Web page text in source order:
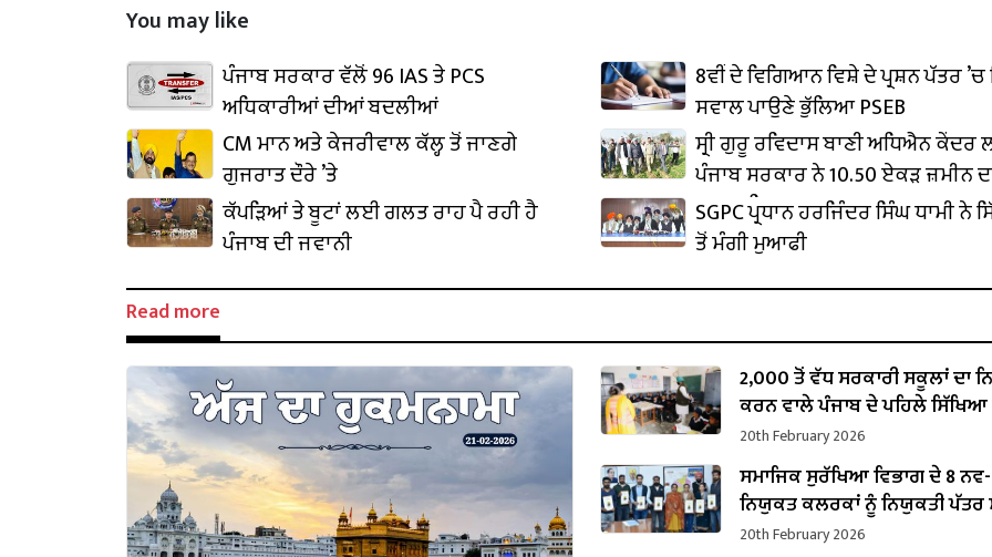
You may like
ਪੰਜਾਬ ਸਰਕਾਰ ਵੱਲੋਂ 96 IAS ਤੇ PCS
ਅਧਿਕਾਰੀਆਂ ਦੀਆਂ ਬਦਲੀਆਂ
8ਵੀਂ ਦੇ ਵਿਗਿਆਨ ਵਿਸ਼ੇ ਦੇ ਪ੍ਰਸ਼ਨ ਪੱਤਰ ’ਚ
ਸਵਾਲ ਪਾਉਣੇ ਭੁੱਲਿਆ PSEB
CM ਮਾਨ ਅਤੇ ਕੇਜਰੀਵਾਲ ਕੱਲ੍ਹ ਤੋਂ ਜਾਣਗੇ
ਗੁਜਰਾਤ ਦੌਰੇ ’ਤੇ
ਸ੍ਰੀ ਗੁਰੂ ਰਵਿਦਾਸ ਬਾਣੀ ਅਧਿਐਨ
ਪੰਜਾਬ ਸਰਕਾਰ ਨੇ 10.50 ਏਕੜ ਜ਼ਮੀਨ
ਕਬਜ਼ਾ ਲਿਆ
ਕੱਪੜਿਆਂ ਤੇ ਬੂਟਾਂ ਲਈ ਗਲਤ ਰਾਹ ਪੈ ਰਹੀ ਹੈ
ਪੰਜਾਬ ਦੀ ਜਵਾਨੀ
SGPC ਪ੍ਰਧਾਨ ਹਰਜਿੰਦਰ ਸਿੰਘ ਧਾਮੀ ਨੇ
ਤੋਂ ਮੰਗੀ ਮੁਆਫੀ
Read more
2,000 ਤੋਂ ਵੱਧ ਸਰਕਾਰੀ ਸਕੂਲਾਂ ਦਾ
ਕਰਨ ਵਾਲੇ ਪੰਜਾਬ ਦੇ ਪਹਿਲੇ ਸਿੱਖਿਆ
ਬਣੇ ਹਰਜੋਤ ਸਿੰਘ ਬੈਂਸ
20th February 2026
ਸਮਾਜਿਕ ਸੁਰੱਖਿਆ ਵਿਭਾਗ ਦੇ 8 ਨਵ-
ਨਿਯੁਕਤ ਕਲਰਕਾਂ ਨੂੰ ਨਿਯੁਕਤੀ ਪੱਤਰ
20th February 2026